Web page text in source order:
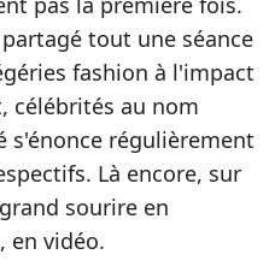
tout une séance
fashion à l'impact
célébrités au nom
s'énonce régulièrement
Là encore, sur
sourire en
en vidéo.